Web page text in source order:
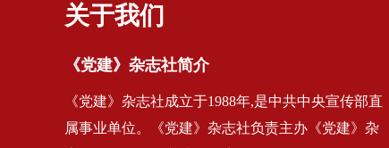
关于我们
《党建》杂志社简介
《党建》杂志社成立于1988年,是中共中央宣传部直
属事业单位。《党建》杂志社负责主办《党建》杂